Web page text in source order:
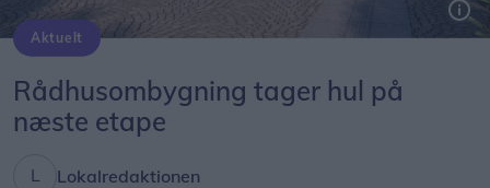
Aktuelt
Rådhusombygning tager hul på
næste etape
Lokalredaktionen